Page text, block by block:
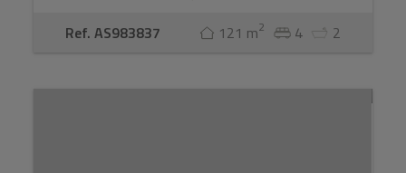
Ref. AS983837 121 m2 4 2